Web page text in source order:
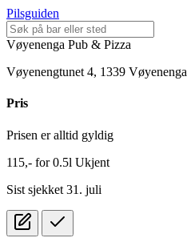
Pilsguiden
Vøyenenga Pub & Pizza
Vøyenengtunet 4, 1339 Vøyenenga
Pris
Prisen er alltid gyldig
115,- for0.5l Ukjent
Sist sjekket 31. juli